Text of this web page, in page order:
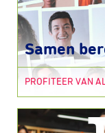
Samen
PROFITEER VAN